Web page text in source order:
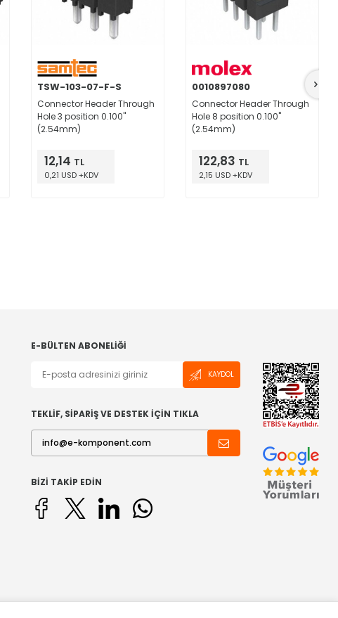
TSW-103-07-F-S
Connector Header Through
Hole 3 position 0.100"
(2.54mm)
12,14 TL
0,21 USD +KDV
0010897080
Connector Header Through
Hole 8 position 0.100"
(2.54mm)
122,83 TL
2,15 USD +KDV
E-BÜLTEN ABONELIĞI
KAYDOL
TEKLİF, SİPARİŞ VE DESTEK İÇİN TIKLA
BIZI TAKIP EDIN